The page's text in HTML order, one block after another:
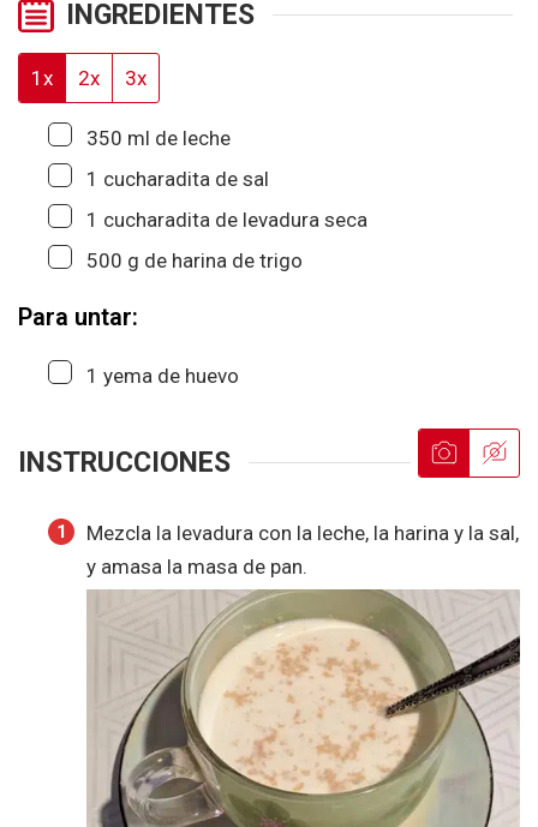
INGREDIENTES
1x 2x 3x
▢
350 ml de leche
▢
1 cucharadita de sal
▢
1 cucharadita de levadura seca
▢
500 g de harina de trigo
Para untar:
▢
1 yema de huevo
INSTRUCCIONES
Mezcla la levadura con la leche, la harina y la sal,
y amasa la masa de pan.